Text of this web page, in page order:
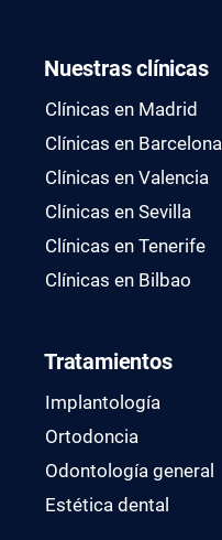
Nuestras clínicas
Clínicas en Madrid
Clínicas en Barcelona
Clínicas en Valencia
Clínicas en Sevilla
Clínicas en Tenerife
Clínicas en Bilbao
Tratamientos
Implantología
Ortodoncia
Odontología general
Estética dental